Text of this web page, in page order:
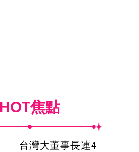
HOT焦點
台灣大董事長連4